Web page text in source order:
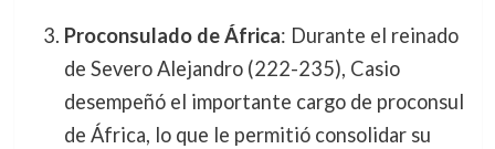
Proconsulado de África: Durante el reinado
de Severo Alejandro (222-235), Casio
desempeñó el importante cargo de proconsul
de África, lo que le permitió consolidar su